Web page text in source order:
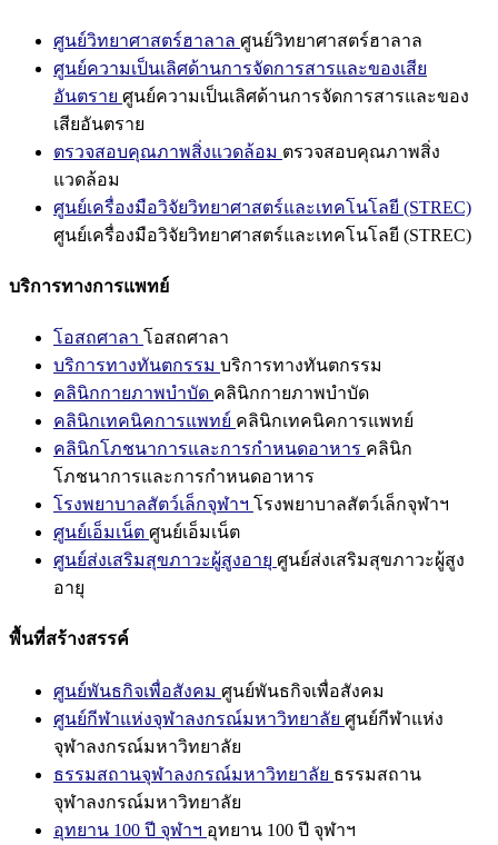
ศูนย์วิทยาศาสตร์ฮาลาล ศูนย์วิทยาศาสตร์ฮาลาล
ศูนย์ความเป็นเลิศด้านการจัดการสารและของเสีย
อันตราย ศูนย์ความเป็นเลิศด้านการจัดการสารและของ
เสียอันตราย
ตรวจสอบคุณภาพสิ่งแวดล้อม ตรวจสอบคุณภาพสิ่ง
แวดล้อม
ศูนย์เครื่องมือวิจัยวิทยาศาสตร์และเทคโนโลยี (STREC)
ศูนย์เครื่องมือวิจัยวิทยาศาสตร์และเทคโนโลยี (STREC)
บริการทางการแพทย์
โอสถศาลา โอสถศาลา
บริการทางทันตกรรม บริการทางทันตกรรม
คลินิกกายภาพบำบัด คลินิกกายภาพบำบัด
คลินิกเทคนิคการแพทย์ คลินิกเทคนิคการแพทย์
คลินิกโภชนาการและการกำหนดอาหาร คลินิก
โภชนาการและการกำหนดอาหาร
โรงพยาบาลสัตว์เล็กจุฬาฯ โรงพยาบาลสัตว์เล็กจุฬาฯ
ศูนย์เอ็มเน็ต ศูนย์เอ็มเน็ต
ศูนย์ส่งเสริมสุขภาวะผู้สูงอายุ ศูนย์ส่งเสริมสุขภาวะผู้สูง
อายุ
พื้นที่สร้างสรรค์
ศูนย์พันธกิจเพื่อสังคม ศูนย์พันธกิจเพื่อสังคม
ศูนย์กีฬาแห่งจุฬาลงกรณ์มหาวิทยาลัย ศูนย์กีฬาแห่ง
จุฬาลงกรณ์มหาวิทยาลัย
ธรรมสถานจุฬาลงกรณ์มหาวิทยาลัย ธรรมสถาน
จุฬาลงกรณ์มหาวิทยาลัย
อุทยาน 100 ปี จุฬาฯ อุทยาน 100 ปี จุฬาฯ